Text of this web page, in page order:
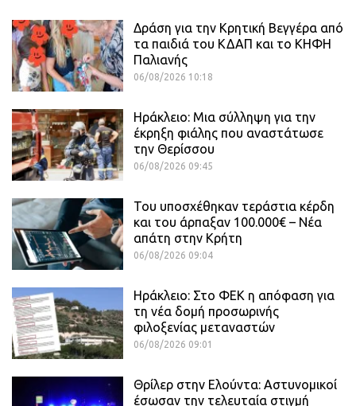
Δράση για την Κρητική Βεγγέρα από
τα παιδιά του ΚΔΑΠ και το ΚΗΦΗ
Παλιανής
06/08/2026 10:18
Ηράκλειο: Μια σύλληψη για την
έκρηξη φιάλης που αναστάτωσε
την Θερίσσου
06/08/2026 09:45
Του υποσχέθηκαν τεράστια κέρδη
και του άρπαξαν 100.000€ – Νέα
απάτη στην Κρήτη
06/08/2026 09:04
Ηράκλειο: Στο ΦΕΚ η απόφαση για
τη νέα δομή προσωρινής
φιλοξενίας μεταναστών
06/08/2026 09:01
Θρίλερ στην Ελούντα: Αστυνομικοί
έσωσαν την τελευταία στιγμή